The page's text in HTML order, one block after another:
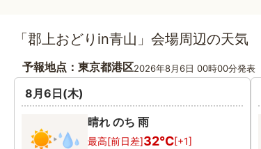
「郡上おどりin青山」会場周辺の天気
予報地点：東京都港区2026年8月6日 00時00分発表
8月6日(木)
晴れ のち 雨
最高[前日差]32℃[+1]